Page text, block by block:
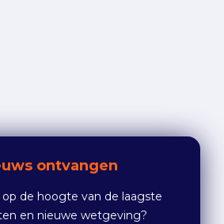
ontvangen
op de hoogte van de laagste
en nieuwe wetgeving?